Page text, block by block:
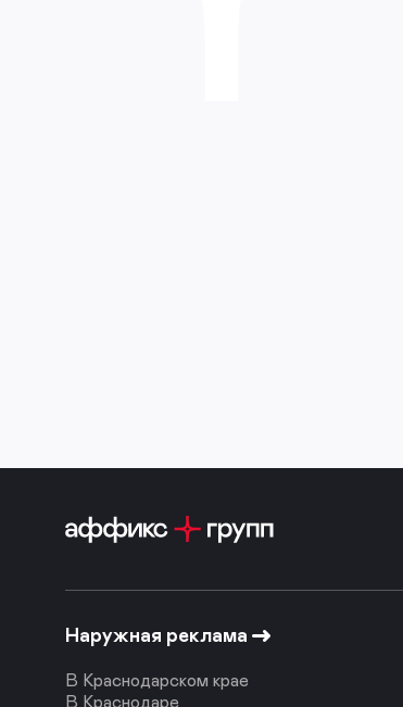
Наружная реклама
В Краснодарском крае
В Краснодаре